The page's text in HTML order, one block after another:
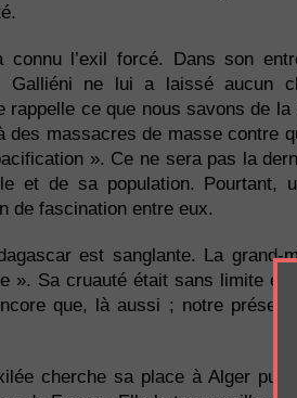
connu l’exil forcé. Dans son
Galliéni ne lui a laissé aucun
rappelle ce que nous savons de
des massacres de masse contre
». Ce ne sera pas la
et de sa population. Pourtant,
de fascination entre eux.
est sanglante. La
». Sa cruauté était sans limite et
que, là aussi ; notre
cherche sa place à Alger